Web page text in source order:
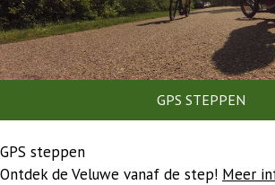
GPS STEPPEN
GPS steppen
Ontdek de Veluwe vanaf de step! Meer